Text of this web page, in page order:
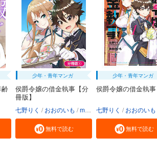
少年・青年マンガ
侯爵令嬢の借金執事【分
冊版】
七野りく おおのいも mmu
無料で読む
少年・青年マンガ
侯爵令嬢の借金執事
七野りく おおのいも
無料で読む